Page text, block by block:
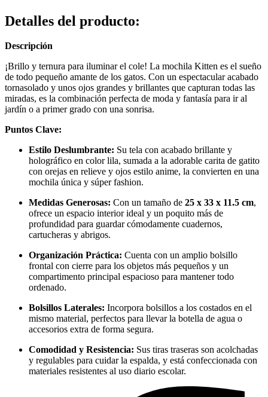
Detalles del producto:
Descripción
¡Brillo y ternura para iluminar el cole! La mochila Kitten es el sueño
de todo pequeño amante de los gatos. Con un espectacular acabado
tornasolado y unos ojos grandes y brillantes que capturan todas las
miradas, es la combinación perfecta de moda y fantasía para ir al
jardín o a primer grado con una sonrisa.
Puntos Clave:
Estilo Deslumbrante: Su tela con acabado brillante y
holográfico en color lila, sumada a la adorable carita de gatito
con orejas en relieve y ojos estilo anime, la convierten en una
mochila única y súper fashion.
Medidas Generosas: Con un tamaño de 25 x 33 x 11.5 cm,
ofrece un espacio interior ideal y un poquito más de
profundidad para guardar cómodamente cuadernos,
cartucheras y abrigos.
Organización Práctica: Cuenta con un amplio bolsillo
frontal con cierre para los objetos más pequeños y un
compartimento principal espacioso para mantener todo
ordenado.
Bolsillos Laterales: Incorpora bolsillos a los costados en el
mismo material, perfectos para llevar la botella de agua o
accesorios extra de forma segura.
Comodidad y Resistencia: Sus tiras traseras son acolchadas
y regulables para cuidar la espalda, y está confeccionada con
materiales resistentes al uso diario escolar.